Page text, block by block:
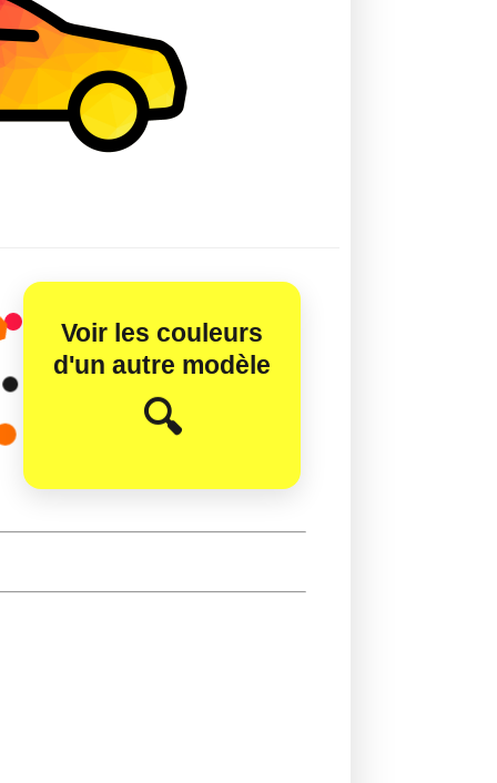
Voir les couleurs
d'un autre modèle
🔍